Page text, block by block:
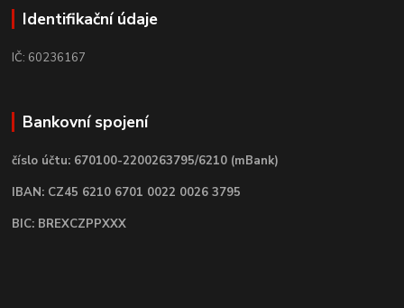
Identifikační údaje
IČ: 60236167
Bankovní spojení
číslo účtu: 670100-2200263795/6210 (mBank)
IBAN: CZ45 6210 6701 0022 0026 3795
BIC: BREXCZPPXXX